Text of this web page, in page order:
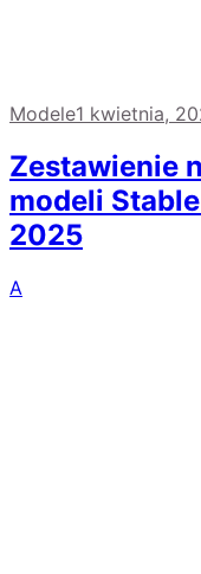
Modele1 kwietnia,
Zestawienie
modeli
2025
A